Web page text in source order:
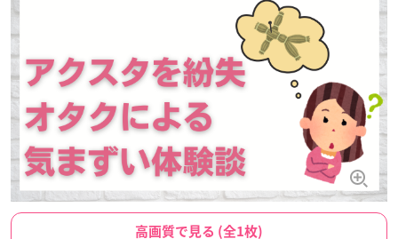
高画質で見る (全1枚)